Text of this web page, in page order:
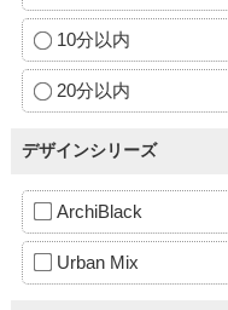
10分以内
20分以内
デザインシリーズ
ArchiBlack
Urban Mix